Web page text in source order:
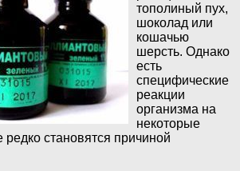
тополиный пух,
шоколад или
кошачью
шерсть. Однако
есть
специфические
реакции
организма на
некоторые
становятся причиной